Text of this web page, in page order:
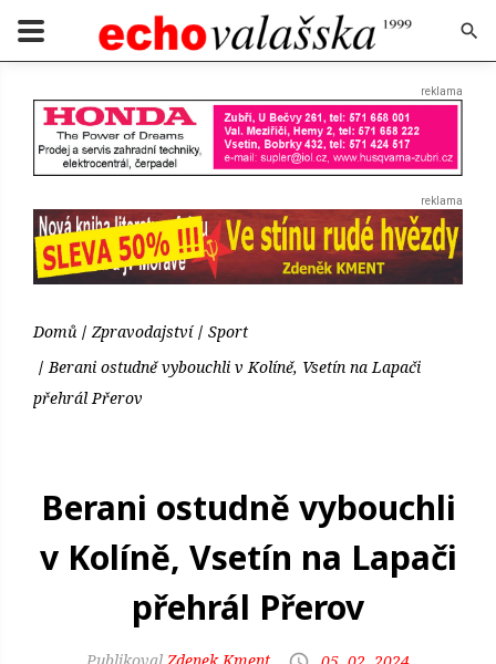
Domů Zpravodajství
Sport
Berani ostudně vybouchli v Kolíně, Vsetín na Lapači
přehrál Přerov
Berani ostudně vybouchli
v Kolíně, Vsetín na Lapači
přehrál Přerov